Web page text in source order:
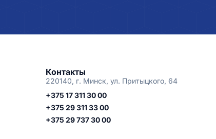
Контакты
220140, г. Минск, ул. Притыцкого, 64
+375 17 311 30 00
+375 29 311 33 00
+375 29 737 30 00